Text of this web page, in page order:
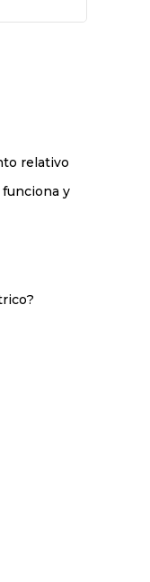
relativo
y